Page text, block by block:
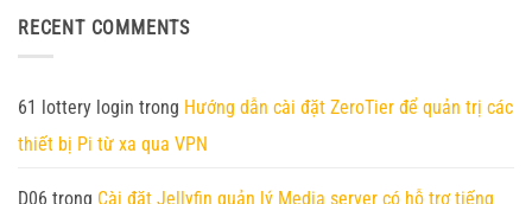
Nền
tảng
hệ
mới
45
mạnh
đặt
Nanobot
4
Pro
Zero
RAM
luận
ở
đặt
ZeroClaw
Orange
3
RECENT COMMENTS
61 lottery login trong Hướng dẫn cài đặt ZeroTier để quản trị các
thiết bị Pi từ xa qua VPN
D06 trong Cài đặt Jellyfin quản lý Media server có hỗ trợ tiếng